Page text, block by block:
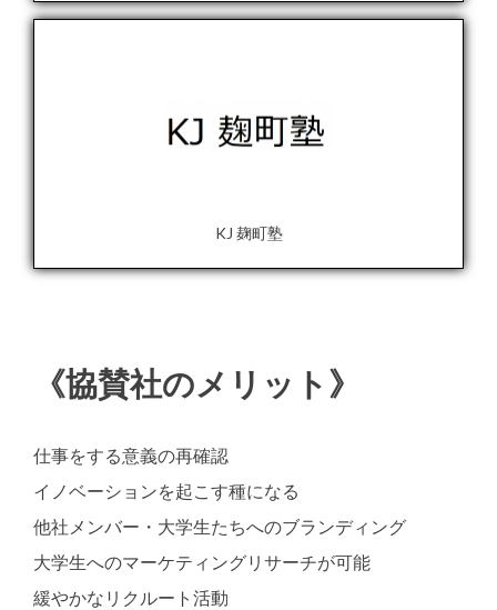
KJ 麹町塾
《協賛社のメリット》
仕事をする意義の再確認
イノベーションを起こす種になる
他社メンバー・大学生たちへのブランディング
大学生へのマーケティングリサーチが可能
緩やかなリクルート活動